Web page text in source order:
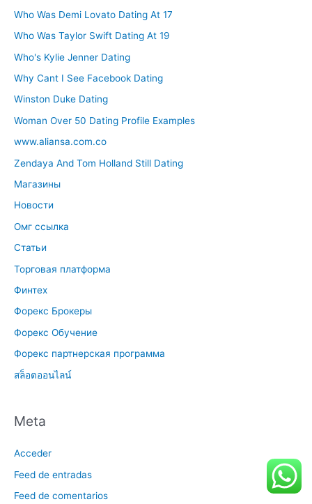
Who Was Demi Lovato Dating At 17
Who Was Taylor Swift Dating At 19
Who's Kylie Jenner Dating
Why Cant I See Facebook Dating
Winston Duke Dating
Woman Over 50 Dating Profile Examples
www.aliansa.com.co
Zendaya And Tom Holland Still Dating
Магазины
Новости
Омг ссылка
Статьи
Торговая платформа
Финтех
Форекс Брокеры
Форекс Обучение
Форекс партнерская программа
สล็อตออนไลน์
Meta
Acceder
Feed de entradas
Feed de comentarios